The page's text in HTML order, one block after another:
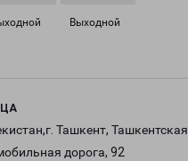
Выходной
Ташкент, Ташкентская
дорога, 92